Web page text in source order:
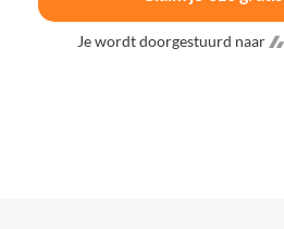
Je wordt doorgestuurd naar